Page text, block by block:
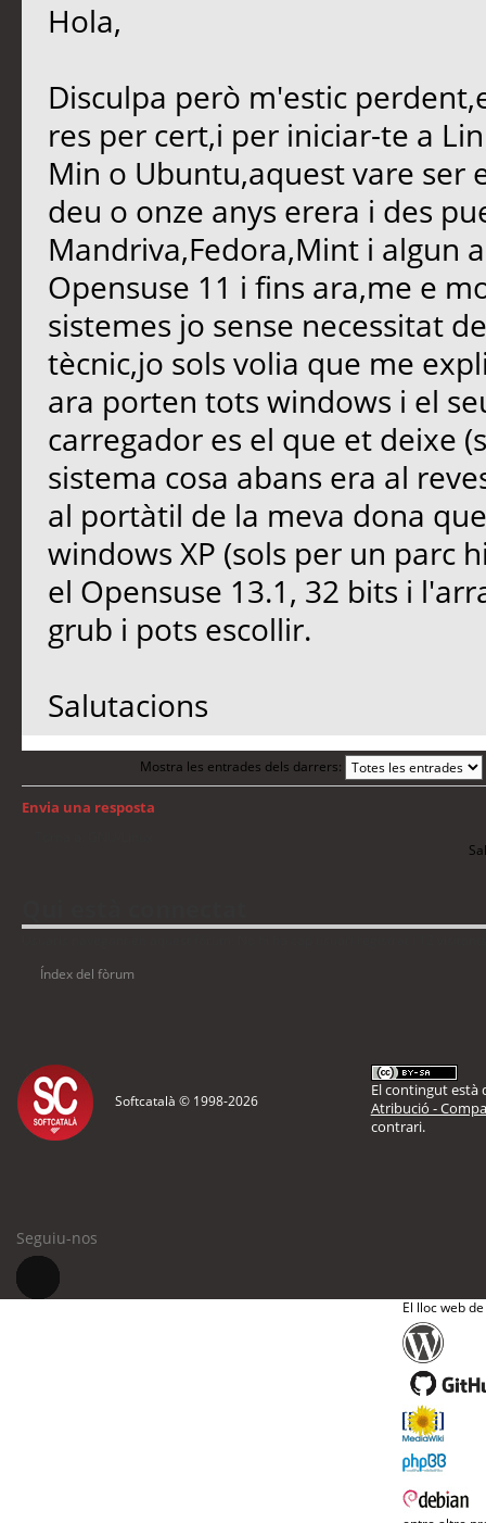
Hola,
Disculpa però m'estic
res per cert,i per iniciar-te a
Min o Ubuntu,aquest vare ser
deu o onze anys erera i des
Mandriva,Fedora,Mint i algun
Opensuse 11 i fins ara,me e
sistemes jo sense necessitat
tècnic,jo sols volia que me
ara porten tots windows i el
carregador es el que et deixe
sistema cosa abans era al
al portàtil de la meva dona
windows XP (sols per un parc
el Opensuse 13.1, 32 bits i
grub i pots escollir.
Salutacions
Mostra les entrades dels darrers:
Envia una resposta
Índex del fòrum
Softcatalà © 1998-2026
El contingut està
Atribució -
contrari.
Seguiu-nos
El lloc web